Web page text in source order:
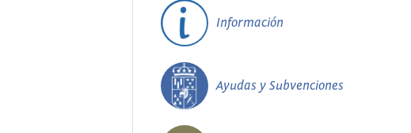
Información
Ayudas y Subvenciones